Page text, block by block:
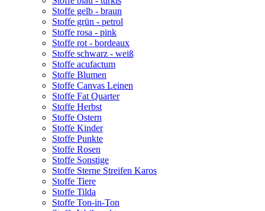
Stoffe gelb - braun
Stoffe grün - petrol
Stoffe rosa - pink
Stoffe rot - bordeaux
Stoffe schwarz - weiß
Stoffe acufactum
Stoffe Blumen
Stoffe Canvas Leinen
Stoffe Fat Quarter
Stoffe Herbst
Stoffe Ostern
Stoffe Kinder
Stoffe Punkte
Stoffe Rosen
Stoffe Sonstige
Stoffe Sterne Streifen Karos
Stoffe Tiere
Stoffe Tilda
Stoffe Ton-in-Ton